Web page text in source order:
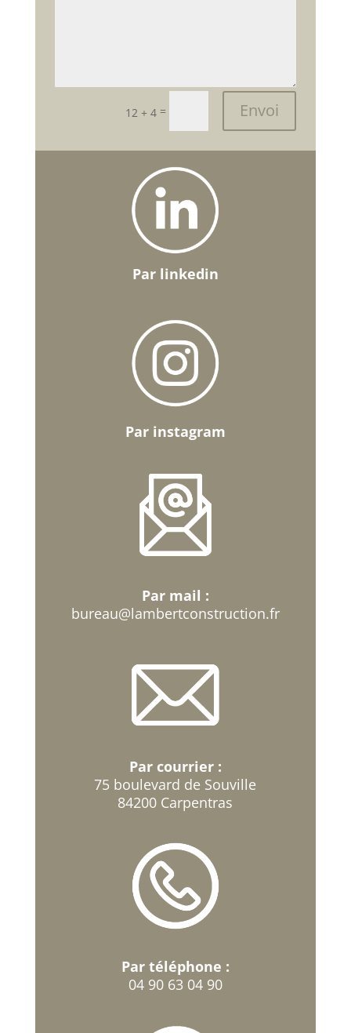
12 + 4 = Envoi
Par linkedin
Par instagram
Par mail :
bureau@lambertconstruction.fr
Par courrier :
75 boulevard de Souville
84200 Carpentras
Par téléphone :
04 90 63 04 90